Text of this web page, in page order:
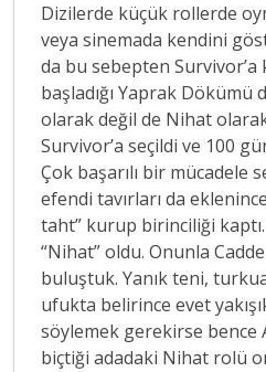
Dizilerde küçük rollerde
veya sinemada kendini
da bu sebepten Survivor’a
başladığı Yaprak Dökümü
olarak değil de Nihat
Survivor’a seçildi ve 100
Çok başarılı bir mücadele
efendi tavırları da
taht” kurup birinciliği
“Nihat” oldu. Onunla
buluştuk. Yanık teni,
ufukta belirince evet
söylemek gerekirse bence
biçtiği adadaki Nihat rolü